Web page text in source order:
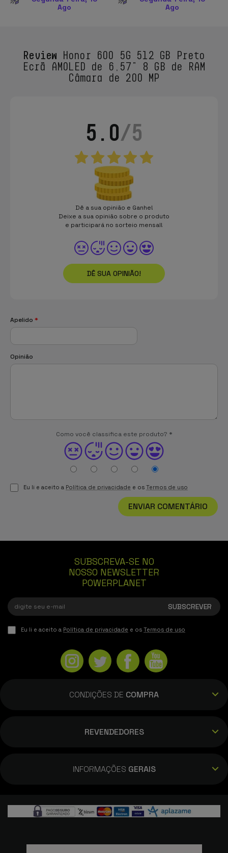
Ago
Ago
Review Honor 600 5G 512 GB Preto
Ecrã AMOLED de 6,57" 8 GB de RAM
Câmara de 200 MP
5.0/5
Dê a sua opinião e Ganhe!
Deixe a sua opinião sobre o produto
e participará no sorteio mensal!
DÊ SUA OPINIÃO!
Apelido *
Opinião
Como você classifica este produto? *
Eu li e aceito a Política de privacidade e os Termos de uso
ENVIAR COMENTÁRIO
SUBSCREVA-SE NO
NOSSO NEWSLETTER
POWERPLANET
Eu li e aceito a Política de privacidade e os Termos de uso
CONDIÇÕES DE COMPRA
REVENDEDORES
INFORMAÇÕES GERAIS